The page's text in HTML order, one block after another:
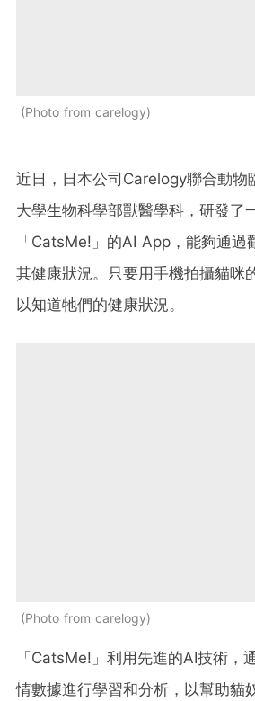
Photo from carelogy
近日，日本公司Carelogy聯合動物
大學生物科學部獸醫學科，研發了
「CatsMe!」的AI App，能夠通過
其健康狀況。只要用手機拍攝貓咪
以知道牠們的健康狀況。
Photo from carelogy
「CatsMe!」利用先進的AI技術，
情數據進行學習和分析，以幫助貓